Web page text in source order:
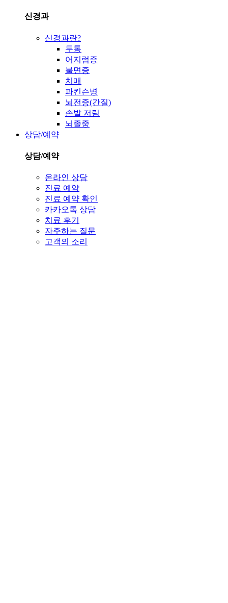
신경과
신경과란?
두통
어지럼증
불면증
치매
파킨슨병
뇌전증(간질)
손발 저림
뇌졸중
상담/예약
상담/예약
온라인 상담
진료 예약
진료 예약 확인
카카오톡 상담
치료 후기
자주하는 질문
고객의 소리